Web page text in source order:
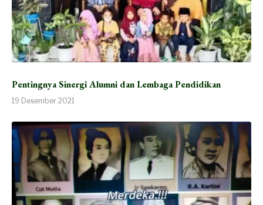
Pentingnya Sinergi Alumni dan Lembaga Pendidikan
19 Desember 2021